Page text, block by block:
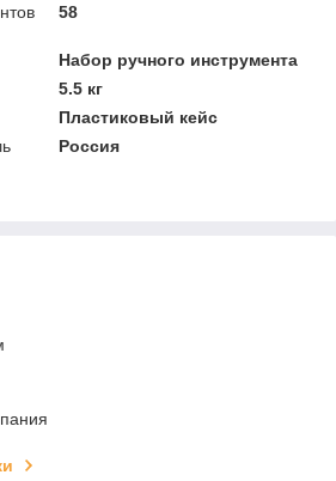
58
Набор ручного инструмента
5.5 кг
Пластиковый кейс
Россия